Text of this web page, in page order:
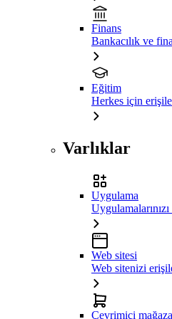
Finans
Bankacılık ve
Eğitim
Herkes için
Varlıklar
Uygulama
Web sitesi
Web sitenizi
Çevrimiçi mağaza